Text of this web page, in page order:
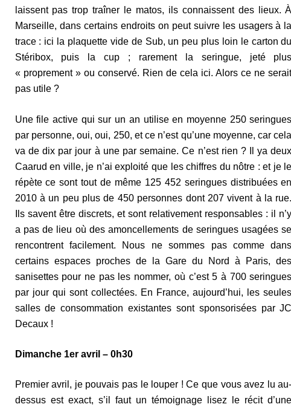
laissent pas trop traîner le matos, ils connaissent des lieux. À
Marseille, dans certains endroits on peut suivre les usagers à la
trace : ici la plaquette vide de Sub, un peu plus loin le carton du
Stéribox, puis la cup ; rarement la seringue, jeté plus
« proprement » ou conservé. Rien de cela ici. Alors ce ne
pas utile ?
Une file active qui sur un an utilise en moyenne 250 seringues
par personne, oui, oui, 250, et ce n’est qu’une moyenne, car cela
va de dix par jour à une par semaine. Ce n’est rien ? Il ya deux
Caarud en ville, je n’ai exploité que les chiffres du nôtre : et je le
répète ce sont tout de même 125 452 seringues distribuées en
2010 à un peu plus de 450 personnes dont 207 vivent à la rue.
Ils savent être discrets, et sont relativement responsables : il n’y
a pas de lieu où des amoncellements de seringues usagées se
rencontrent facilement. Nous ne sommes pas comme dans
certains espaces proches de la Gare du Nord à Paris, des
sanisettes pour ne pas les nommer, où c’est 5 à 700 seringues
par jour qui sont collectées. En France, aujourd’hui, les seules
salles de consommation existantes sont sponsorisées par JC
Decaux !
Dimanche 1er avril – 0h30
Premier avril, je pouvais pas le louper ! Ce que vous avez lu au-
dessus est exact, s’il faut un témoignage lisez le récit d’une